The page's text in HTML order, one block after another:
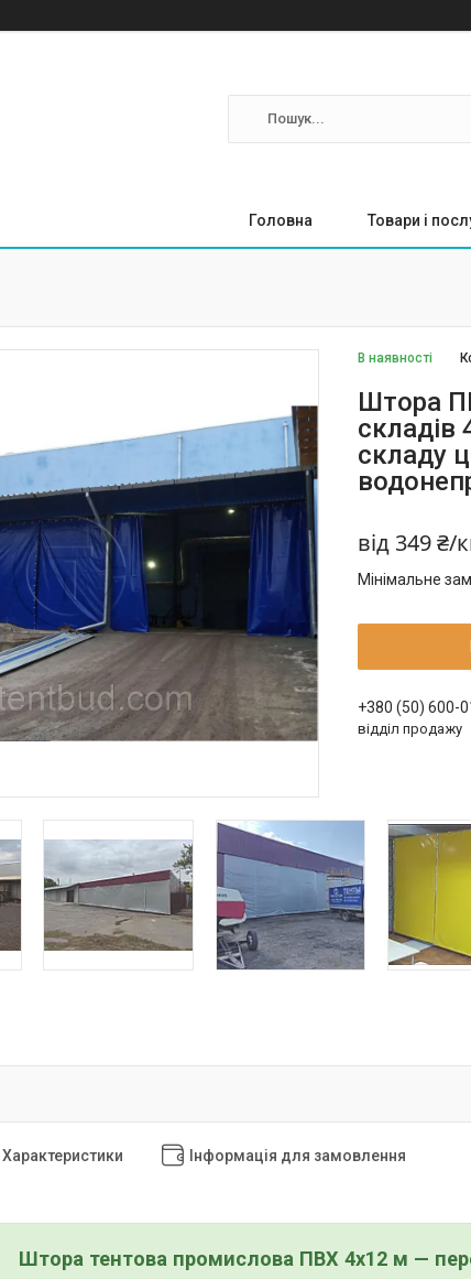
Головна Товари і
В наявності
Штора
складів
складу
від 349 ₴/
Мінімальне
+380 (50) 600-
відділ продажу
Характеристики Інформація для замовлення
Штора тентова промислова ПВХ 4х12 м —